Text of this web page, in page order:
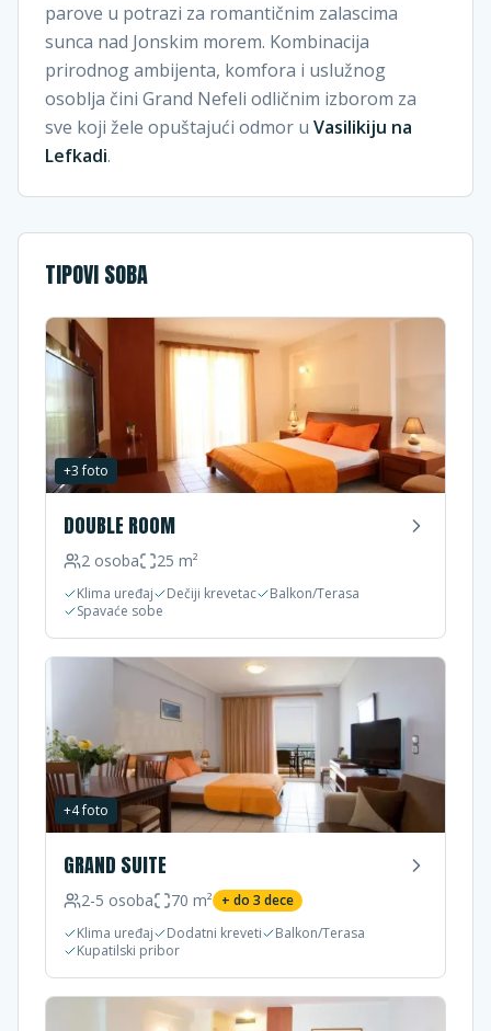
parove u potrazi za romantičnim zalascima
sunca nad Jonskim morem. Kombinacija
prirodnog ambijenta, komfora i uslužnog
osoblja čini Grand Nefeli odličnim izborom za
sve koji žele opuštajući odmor u Vasilikiju na
Lefkadi.
TIPOVI SOBA
+3foto
DOUBLE ROOM
2 osoba 25 m²
Klima uređaj Dečiji krevetac
Balkon/Terasa
Spavaće sobe
+4foto
GRAND SUITE
2-5 osoba 70 m² + do 3 dece
Klima uređaj
Dodatni kreveti
Balkon/Terasa
Kupatilski pribor